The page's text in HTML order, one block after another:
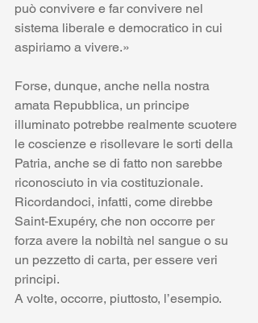
può convivere e far convivere nel
sistema liberale e democratico in cui
aspiriamo a vivere.»
Forse, dunque, anche nella nostra
amata Repubblica, un principe
illuminato potrebbe realmente scuotere
le coscienze e risollevare le sorti della
Patria, anche se di fatto non sarebbe
riconosciuto in via costituzionale.
Ricordandoci, infatti, come direbbe
Saint-Exupéry, che non occorre per
forza avere la nobiltà nel sangue o su
un pezzetto di carta, per essere veri
principi.
A volte, occorre, piuttosto, l’esempio.